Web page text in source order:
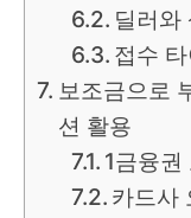
딜러와
접수
보조금으로
션 활용
1금융권
카드사